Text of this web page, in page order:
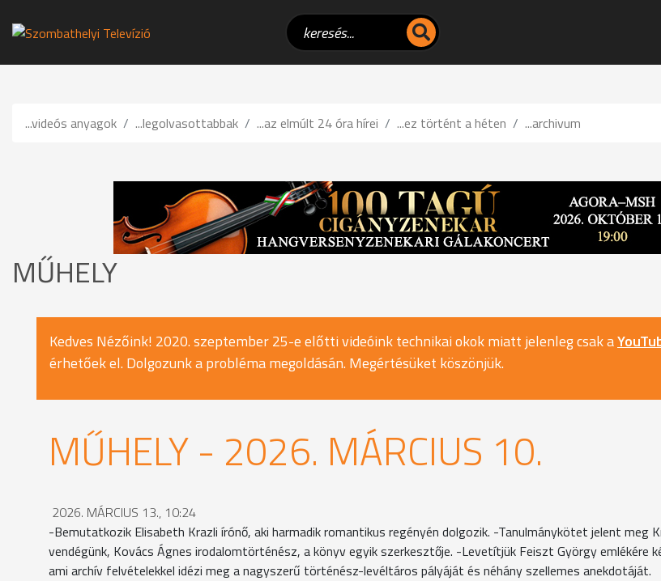
...videós anyagok ...legolvasottabbak ...az elmúlt 24 óra hírei ...ez történt a héten ...archivum
MŰHELY
Kedves Nézőink! 2020. szeptember 25-e előtti videóink technikai okok miatt jelenleg csak a
érhetőek el. Dolgozunk a probléma megoldásán. Megértésüket köszönjük.
MŰHELY - 2026. MÁRCIUS 10.
2026. MÁRCIUS 13., 10:24
-Bemutatkozik Elisabeth Krazli írónő, aki harmadik romantikus regényén dolgozik. -Tanulmánykötet jelent meg
vendégünk, Kovács Ágnes irodalomtörténész, a könyv egyik szerkesztője. -Levetítjük Feiszt György emlékére
ami archív felvételekkel idézi meg a nagyszerű történész-levéltáros pályáját és néhány szellemes anekdotáját.